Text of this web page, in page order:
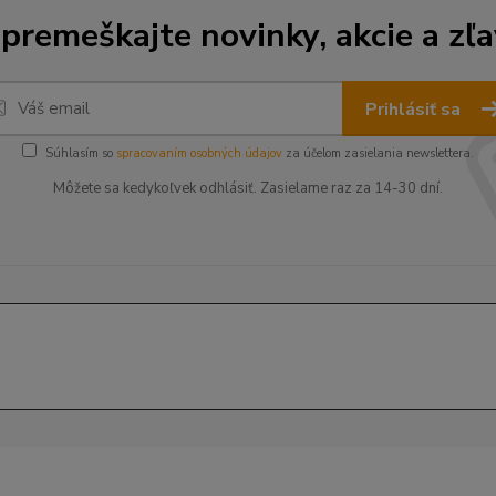
novinky, akcie a
Prihlásiť sa
Súhlasím so spracovaním osobných údajov za účelom zasielania newslettera.
Môžete sa kedykoľvek odhlásiť. Zasielame raz za 14-30 dní.